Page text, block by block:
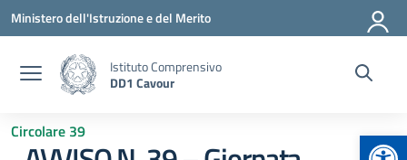
Vai ai contenuti
Vai al menu di navigazione
Vai al footer
Ministero dell'Istruzione e del Merito
Istituto Comprensivo
DD1 Cavour
Circolare 39